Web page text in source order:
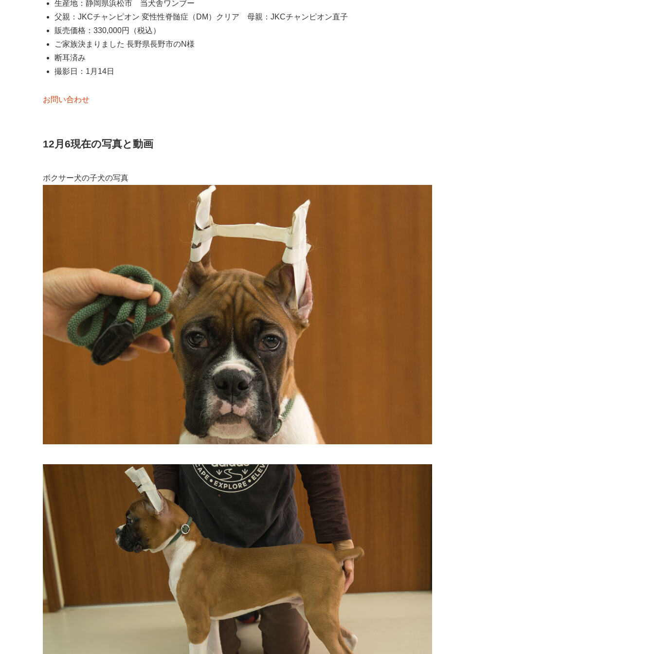
生産地：静岡県浜松市 当犬舎ワンブー
父親：JKCチャンピオン 変性性脊髄症（DM）クリア 母親：JKCチャンピオン直子
販売価格：330,000円（税込）
ご家族決まりました 長野県長野市のN様
断耳済み
撮影日：1月14日
お問い合わせ
12月6現在の写真と動画
ボクサー犬の子犬の写真